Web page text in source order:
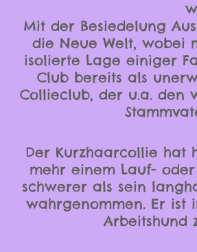
Mit der Besiedelung
die Neue Welt, wobei
isolierte Lage einiger
Club bereits als
Collieclub, der u.a. den
Der Kurzhaarcollie hat
mehr einem Lauf-
schwerer als sein
wahrgenommen. Er ist
Arbeitshund